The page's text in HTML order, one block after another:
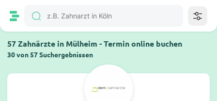
57 Zahnärzte in Mülheim - Termin online buchen
30 von 57 Suchergebnissen